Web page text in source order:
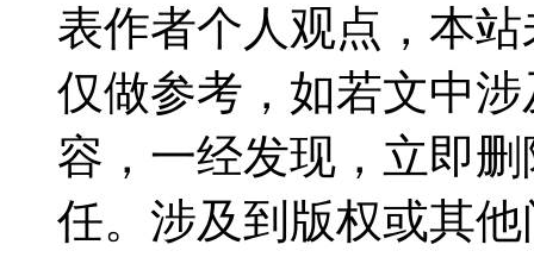
表作者个人观点，本
仅做参考，如若文中
容，一经发现，立即
任。涉及到版权或其